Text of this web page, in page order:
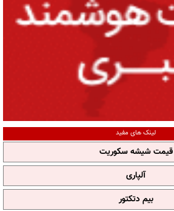
لینک های مفید
قیمت شیشه سکوریت
آلپاری
بیم دتکتور